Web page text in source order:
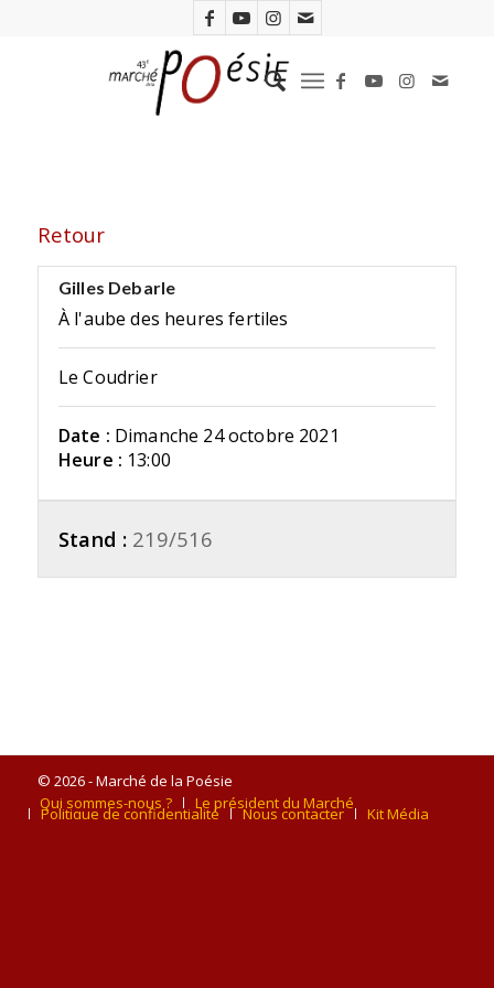
Retour
Gilles Debarle
À l'aube des heures fertiles
Le Coudrier
Date : Dimanche 24 octobre 2021
Heure : 13:00
Stand : 219/516
© 2026 - Marché de la Poésie
Qui sommes-nous ?
Le président du Marché
Politique de confidentialité Nous contacter Kit Média